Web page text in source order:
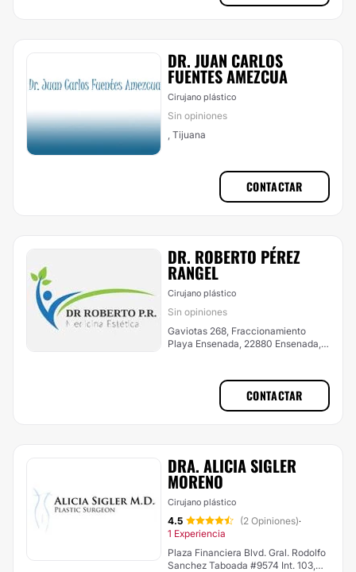
DR. JUAN CARLOS
FUENTES AMEZCUA
Cirujano plástico
Sin opiniones
, Tijuana
CONTACTAR
DR. ROBERTO PÉREZ
RANGEL
Cirujano plástico
Sin opiniones
Gaviotas 268, Fraccionamiento
Playa Ensenada, 22880 Ensenada,
CONTACTAR
DRA. ALICIA SIGLER
MORENO
Cirujano plástico
4.5 (2 Opiniones)·
1 Experiencia
Plaza Financiera Blvd. Gral. Rodolfo
Sanchez Taboada #9574 Int. 103,